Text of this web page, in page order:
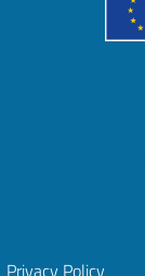
Privacy Policy